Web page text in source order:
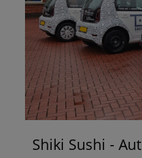
Shiki Sushi -